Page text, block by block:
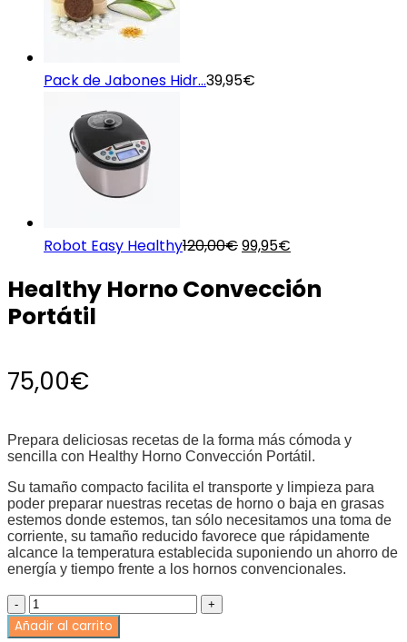
Pack de Jabones Hidr...39,95€
Robot Easy Healthy120,00€El
original
99,95€
actual
Healthy Horno Convección
Portátil
75,00€
Prepara deliciosas recetas de la forma más cómoda y
sencilla con Healthy Horno Convección Portátil.
Su tamaño compacto facilita el transporte y limpieza para
poder preparar nuestras recetas de horno o baja en grasas
estemos donde estemos, tan sólo necesitamos una toma de
corriente, su tamaño reducido favorece que rápidamente
alcance la temperatura establecida suponiendo un ahorro de
energía y tiempo frente a los hornos convencionales.
Healthy
Horno
Añadir al carrito